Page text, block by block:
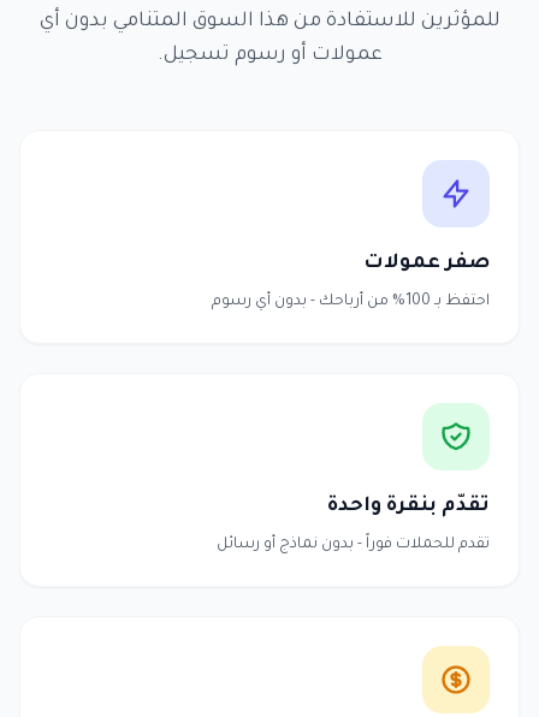
للمؤثرين للاستفادة من هذا السوق المتنامي بدون أي
عمولات أو رسوم تسجيل.
صفر عمولات
احتفظ بـ 100% من أرباحك - بدون أي رسوم
تقدّم بنقرة واحدة
تقدم للحملات فوراً - بدون نماذج أو رسائل